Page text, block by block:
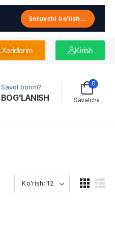
Sotuvchi bo'lish →
Xaridlarim Kirish
Savol bormi? :
BOG'LANISH Savatcha
0